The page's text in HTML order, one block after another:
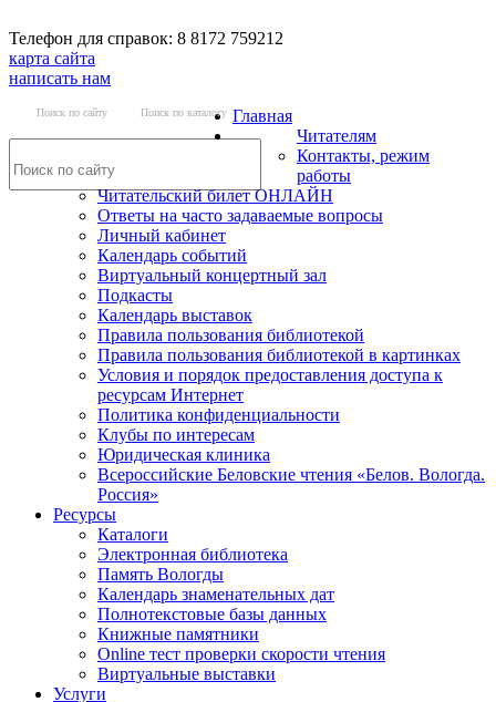
Телефон для справок: 8 8172 759212
карта сайта
написать нам
Поиск по сайту Поиск по каталогу Главная
Читателям
Контакты, режим
работы
Читательский билет ОНЛАЙН
Ответы на часто задаваемые вопросы
Личный кабинет
Календарь событий
Виртуальный концертный зал
Подкасты
Календарь выставок
Правила пользования библиотекой
Правила пользования библиотекой в картинках
Условия и порядок предоставления доступа к
ресурсам Интернет
Политика конфиденциальности
Клубы по интересам
Юридическая клиника
Всероссийские Беловские чтения «Белов. Вологда.
Россия»
Ресурсы
Каталоги
Электронная библиотека
Память Вологды
Календарь знаменательных дат
Полнотекстовые базы данных
Книжные памятники
Online тест проверки скорости чтения
Виртуальные выставки
Услуги